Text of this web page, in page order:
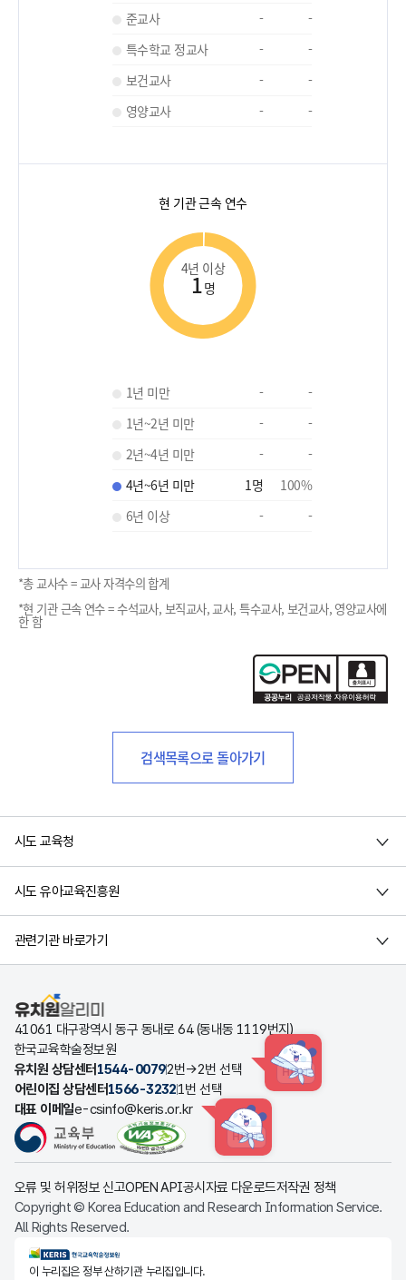
준교사
-
-
특수학교 정교사
-
-
보건교사
-
-
영양교사
- -
현 기관 근속 연수
4년 이상
1명
1년 미만 -
-
1년~2년 미만
-
-
2년~4년 미만
-
-
4년~6년 미만
1명 100%
6년 이상
- -
*총 교사수 = 교사 자격수의 합계
*현 기관 근속 연수 = 수석교사, 보직교사, 교사, 특수교사, 보건교사, 영양교사에
한 함
검색목록으로 돌아가기
시도 교육청
시도 유아교육진흥원
관련기관 바로가기
유치원알리미
41061 대구광역시 동구 동내로 64 (동내동 1119번지)
한국교육학술정보원
유치원 상담센터 1544-00792번→2번 선택 HINT
어린이집 상담센터1566-32321번 선택
대표 이메일e-csinfo@keris.or.kr
HINT
오류 및 허위정보 신고OPEN API공시자료 다운로드저작권 정책
Copyright © Korea Education and Research Information Service.
All Rights Reserved.
KERIS한국교육학술정보원
이 누리집은 정부 산하기관 누리집입니다.